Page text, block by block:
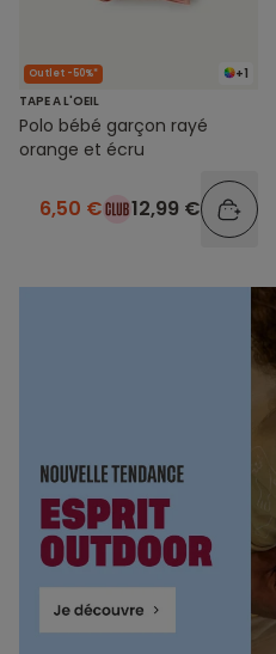
+1
Outlet -50%*
TAPE A L'OEIL
Polo bébé garçon rayé
orange et écru
6,50 € 12,99 €